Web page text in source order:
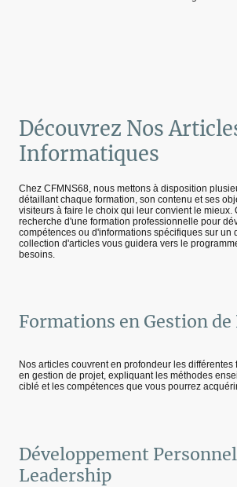
Découvrez Nos
Informatiques
Chez CFMNS68, nous mettons à disposition
détaillant chaque formation, son contenu et ses
visiteurs à faire le choix qui leur convient le mieux.
recherche d'une formation professionnelle pour
compétences ou d'informations spécifiques sur un
collection d'articles vous guidera vers le
besoins.
Formations en Gestion
Nos articles couvrent en profondeur les
en gestion de projet, expliquant les méthodes
ciblé et les compétences que vous pourrez
Développement
Leadership